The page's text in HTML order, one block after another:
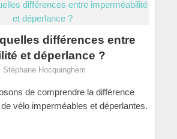
différences entre
et déperlance ?
Stéphane Hocquinghem
de comprendre la différence
vélo imperméables et déperlantes.